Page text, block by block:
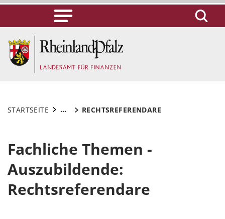
STARTSEITE ... RECHTSREFERENDARE
Fachliche Themen -
Auszubildende:
Rechtsreferendare